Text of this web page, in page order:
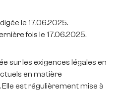
le 17.06.2025.
fois le 17.06.2025.
sur les exigences légales en
en matière
est régulièrement mise à